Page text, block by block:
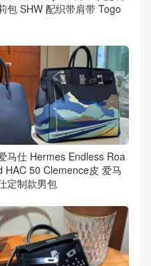
包 SHW 配织带肩带 Togo
马仕 Hermes Endless Roa
HAC 50 Clemence皮 爱马
定制款男包